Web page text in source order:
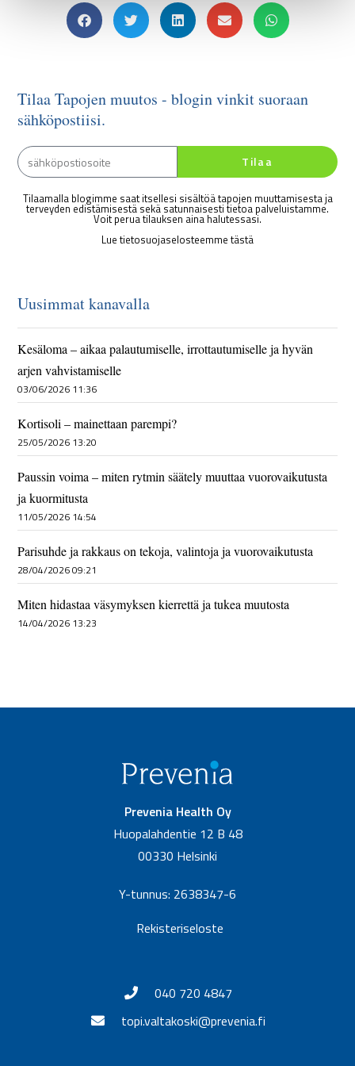
Tilaa Tapojen muutos - blogin vinkit suoraan
sähköpostiisi.
Tilaa
Tilaamalla blogimme saat itsellesi sisältöä tapojen muuttamisesta ja
terveyden edistämisestä sekä satunnaisesti tietoa palveluistamme.
Voit perua tilauksen aina halutessasi.
Lue tietosuojaselosteemme tästä
Uusimmat kanavalla
Kesäloma – aikaa palautumiselle, irrottautumiselle ja hyvän
arjen vahvistamiselle
03/06/2026 11:36
Kortisoli – mainettaan parempi?
25/05/2026 13:20
Paussin voima – miten rytmin säätely muuttaa vuorovaikutusta
ja kuormitusta
11/05/2026 14:54
Parisuhde ja rakkaus on tekoja, valintoja ja vuorovaikutusta
28/04/2026 09:21
Miten hidastaa väsymyksen kierrettä ja tukea muutosta
14/04/2026 13:23
Prevenia Health Oy
Huopalahdentie 12 B 48
00330 Helsinki
Y-tunnus: 2638347-6
Rekisteriseloste
040 720 4847
topi.valtakoski@prevenia.fi